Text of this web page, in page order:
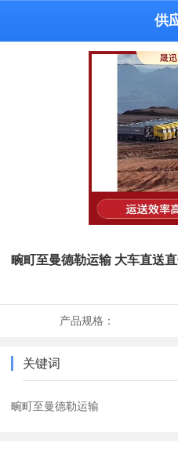
供
畹町至曼德勒运输 大车直送
产品规格：
关键词
畹町至曼德勒运输